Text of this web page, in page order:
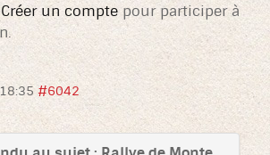
Créer un compte pour participer à
#6042